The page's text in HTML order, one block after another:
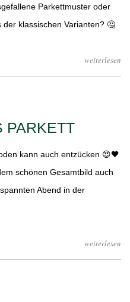
Parkettmuster oder
klassischen Varianten? 🤔
weiterlesen
PARKETT
kann auch entzücken 😍🖤
schönen Gesamtbild auch
Abend in der
weiterlesen